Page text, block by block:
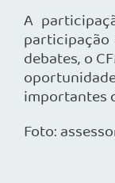
A
participação
debates, o
importantes
Foto: